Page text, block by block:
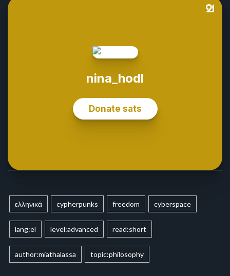
ελληνικά cypherpunks freedom cyberspace
lang:el level:advanced read:short
author:miathalassa topic:philosophy